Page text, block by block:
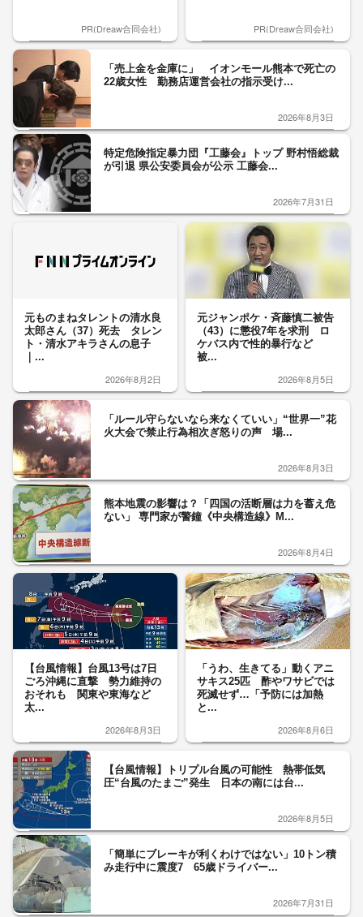
PR(Dreaw合同会社) PR(Dreaw合同会社)
「売上金を金庫に」 イオンモール熊本で死亡の
22歳女性 勤務店運営会社の指示受け...
2026年8月3日
特定危険指定暴力団『工藤会』トップ 野村悟総裁
が引退 県公安委員会が公示 工藤会...
2026年7月31日
元ものまねタレントの清水良
太郎さん（37）死去 タレン
ト・清水アキラさんの息子
｜...
2026年8月2日
元ジャンポケ・斉藤慎二被告
（43）に懲役7年を求刑 ロ
ケバス内で性的暴行など
被...
2026年8月5日
「ルール守らないなら来なくていい」“世界一”花
火大会で禁止行為相次ぎ怒りの声 場...
2026年8月3日
熊本地震の影響は？「四国の活断層は力を蓄え危
ない」 専門家が警鐘《中央構造線》M...
2026年8月4日
【台風情報】台風13号は7日
ごろ沖縄に直撃 勢力維持の
おそれも 関東や東海など
太...
2026年8月3日
「うわ、生きてる」動くアニ
サキス25匹 酢やワサビでは
死滅せず…「予防には加熱
と...
2026年8月6日
【台風情報】トリプル台風の可能性 熱帯低気
圧“台風のたまご”発生 日本の南には台...
2026年8月5日
「簡単にブレーキが利くわけではない」10トン積
み走行中に震度7 65歳ドライバー...
2026年7月31日